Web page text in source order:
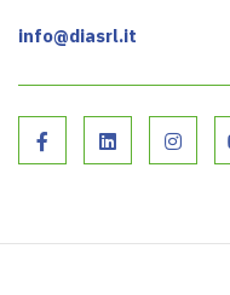
info@diasrl.it